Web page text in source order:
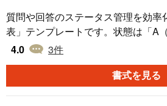
質問や回答のステータス管理を効率
表」テンプレートです。状態は「A
lved）」「C（Closed）」の3段階
理可能です。さらに、緊急度（高
対応の優先順位を適切に判断するサ
4.0 3件
書式を見る